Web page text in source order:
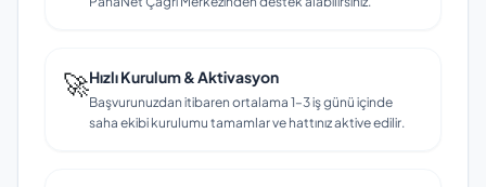
🚀Hızlı Kurulum & Aktivasyon
Başvurunuzdan itibaren ortalama 1–3 iş günü içinde
saha ekibi kurulumu tamamlar ve hattınız aktive edilir.